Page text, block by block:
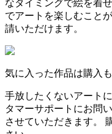
なタイミングで絵を着
でアートを楽しむこと
請いただけます。
気に入った作品は購入
手放したくないアート
タマーサポートにお問
させていただきます。